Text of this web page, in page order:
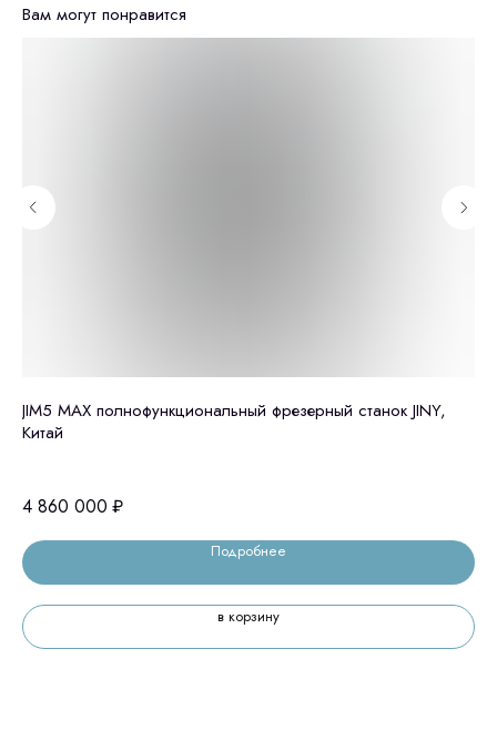
Вам могут понравится
JIM5 MAX полнофункциональный фрезерный станок JINY,
Китай
4 860 000 ₽
Подробнее
в корзину